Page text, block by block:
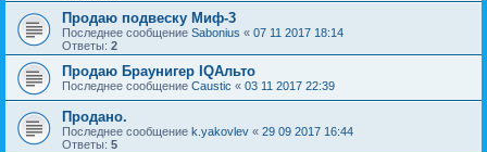
Продаю подвеску Миф-3
Последнее сообщение Sabonius « 07 11 2017 18:14
Ответы: 2
Продаю Браунигер IQАльто
Последнее сообщение Caustic « 03 11 2017 22:39
Продано.
Последнее сообщение k.yakovlev « 29 09 2017 16:44
Ответы: 5